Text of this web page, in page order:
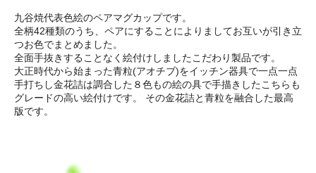
九谷焼代表色絵のペアマグカップです。
全柄42種類のうち、ペアにすることによりましてお互いが引き立
つお色でまとめました。
全面手抜きすることなく絵付けしましたこだわり製品です。
大正時代から始まった青粒(アオチブ)をイッチン器具で一点一点
手打ちし金花詰は調合した８色もの絵の具で手描きしたこちらも
グレードの高い絵付けです。 その金花詰と青粒を融合した最高
版です。